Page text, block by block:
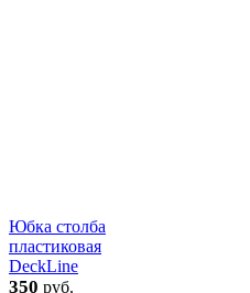
Юбка столба
пластиковая
DeckLine
350 руб.